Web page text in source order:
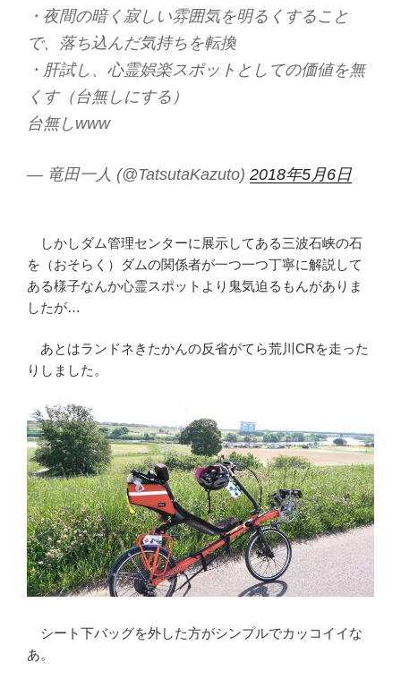
・夜間の暗く寂しい雰囲気を明るくすること
で、落ち込んだ気持ちを転換
・肝試し、心霊娯楽スポットとしての価値を無
くす（台無しにする）
台無しwww
— 竜田一人 (@TatsutaKazuto) 2018年5月6日
しかしダム管理センターに展示してある三波石峡の石
を（おそらく）ダムの関係者が一つ一つ丁寧に解説して
ある様子なんか心霊スポットより鬼気迫るもんがありま
したが…
あとはランドネきたかんの反省がてら荒川CRを走った
りしました。
シート下バッグを外した方がシンプルでカッコイイな
あ。